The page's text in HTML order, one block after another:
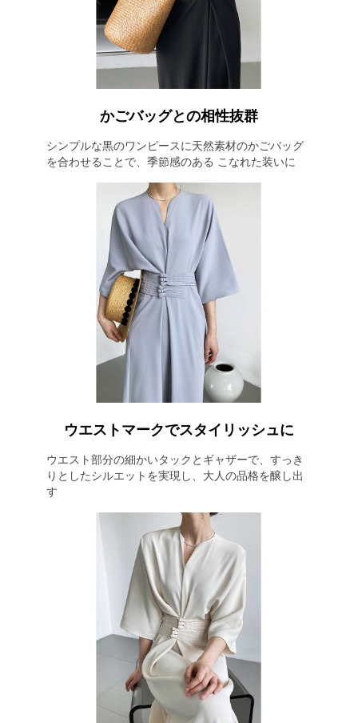
かごバッグとの相性抜群
シンプルな黒のワンピースに天然素材のかごバッグ
を合わせることで、季節感のある こなれた装いに
ウエストマークでスタイリッシュに
ウエスト部分の細かいタックとギャザーで、すっき
りとしたシルエットを実現し、大人の品格を醸し出
す